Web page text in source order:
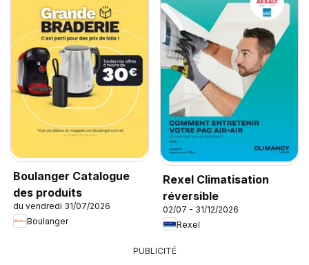
Boulanger Catalogue
des produits
du vendredi 31/07/2026
Boulanger
Rexel Climatisation
réversible
02/07 - 31/12/2026
Rexel
PUBLICITÉ